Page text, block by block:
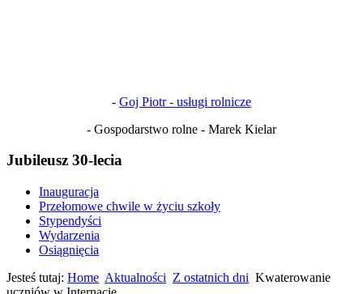
- Goj Piotr - usługi rolnicze
- Gospodarstwo rolne - Marek Kielar
Jubileusz 30-lecia
Inauguracja
Przełomowe chwile w życiu szkoły
Stypendyści
Wydarzenia
Osiągnięcia
Jesteś tutaj: Home Aktualności Z ostatnich dni Kwaterowanie